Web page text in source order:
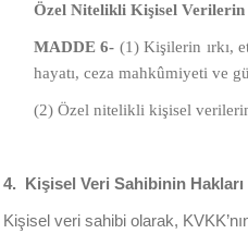
Özel Nitelikli Kişisel Verilerin
MADDE 6- (1) Kişilerin ırkı,
hayatı, ceza mahkûmiyeti ve
(2) Özel nitelikli kişisel
4. Kişisel Veri Sahibinin Hakları
Kişisel veri sahibi olarak,